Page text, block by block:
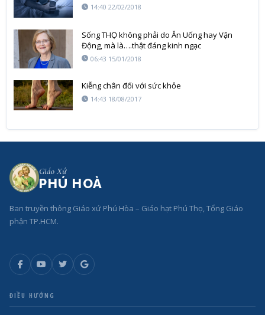
14:40 22/02/2018
Sống THỌ không phải do Ăn Uống hay Vận
Động, mà là….thật đáng kinh ngạc
06:43 15/01/2018
Kiễng chân đối với sức khỏe
14:43 18/08/2017
Giáo Xứ
PHÚ HOÀ
Ban truyền thông Giáo xứ Phú Hòa – Giáo hạt Phú Thọ, Tổng Giáo
phận TP.HCM.
ĐIỀU HƯỚNG